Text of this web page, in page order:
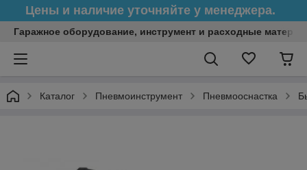
Цены и наличие уточняйте у менеджера.
Гаражное оборудование, инструмент и расходные
Каталог Пневмоинструмент Пневмооснастка